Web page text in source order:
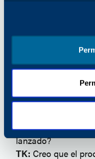
decirles por qué.
luego por crear
¿Qué es lo
mismo?
es ver cómo los
esfuerzos
¿Cuáles son
distribuidores de
lanzado?
TK: Creo que el